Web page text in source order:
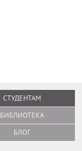
СТУДЕНТАМ
БИБЛИОТЕКА
БЛОГ